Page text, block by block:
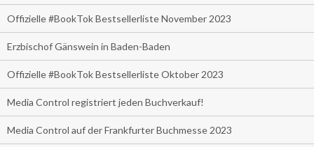
Offizielle #BookTok Bestsellerliste November 2023
Erzbischof Gänswein in Baden-Baden
Offizielle #BookTok Bestsellerliste Oktober 2023
Media Control registriert jeden Buchverkauf!
Media Control auf der Frankfurter Buchmesse 2023